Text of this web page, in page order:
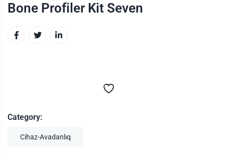
Bone Profiler Kit Seven
Category:
Cihaz-Avadanlıq